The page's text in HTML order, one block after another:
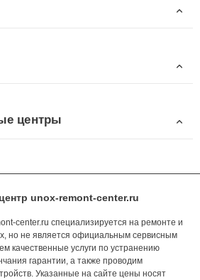
центры
unox-remont-center.ru
center.ru специализируется на ремонте и
но не является официальным сервисным
качественные услуги по устранению
гарантии, а также проводим
Указанные на сайте цены носят